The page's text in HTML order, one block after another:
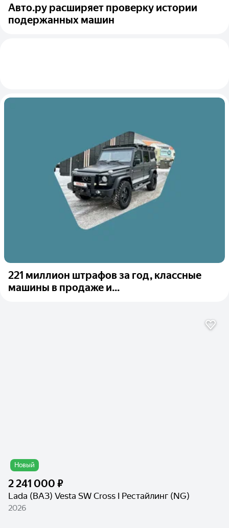
Авто.ру расширяет проверку истории
подержанных машин
221 миллион штрафов за год, классные
машины в продаже и...
Новый
2 241 000 ₽
Lada (ВАЗ) Vesta SW Cross I Рестайлинг (NG)
2026